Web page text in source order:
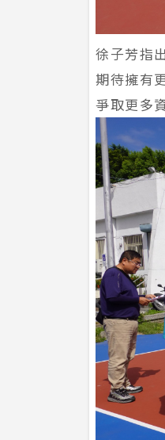
徐子芳指
期待擁有
爭取更多